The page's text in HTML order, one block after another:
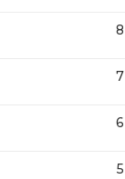
8
7
6
5